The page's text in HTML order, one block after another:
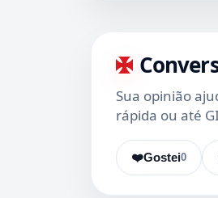
Sua opinião
rápida ou até
❤️ 0
Gostei